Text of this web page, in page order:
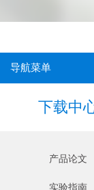
导航菜单
下载中
产品论文
实验指南